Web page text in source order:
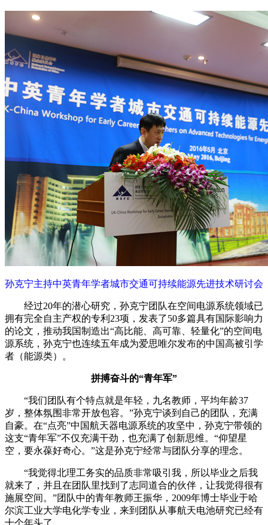
孙克宁主持中英青年学者城市交通可持续能源先进技术研讨会
经过20年的潜心研究，孙克宁团队在空间电源系统领域已
拥有完全自主产权的专利23项，发表了50多篇具有国际影响力
的论文，推动我国制造出“高比能、高可靠、轻量化”的空间电
源系统，孙克宁也连续五年成为爱思唯尔发布的中国高被引学
者（能源类）。
拼搏奋斗的“青年军”
“我们团队有个特点就是年轻，九名教师，平均年龄37
岁，整体氛围非常开放包容。”孙克宁谈到自己的团队，充满
自豪。在“点亮”中国航天器电源系统的攻坚中，孙克宁带领的
这支“青年军”不仅充满干劲，也充满了创新思维。“仰望星
空，要永葆好奇心。”这是孙克宁经常与团队分享的理念。
“我觉得北理工务实的品质非常吸引我，所以毕业之后我
就来了，并且在团队里找到了志同道合的伙伴，让我觉得很有
施展空间。”团队中的青年教师王振华，2009年博士毕业于哈
尔滨工业大学电化学专业，来到团队从事航天电池研究已经有
十个年头了。